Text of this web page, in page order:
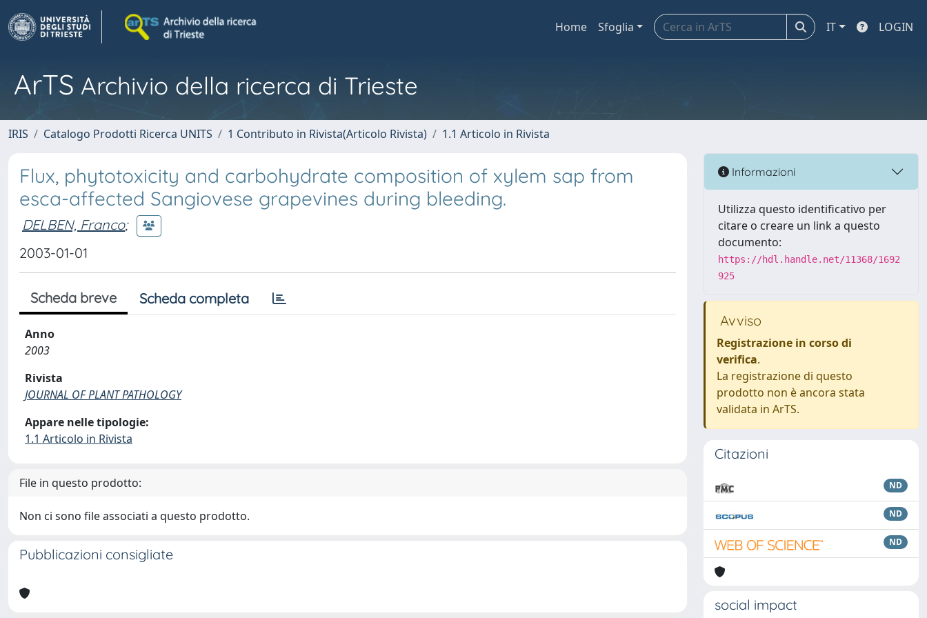
Home Sfoglia IT LOGIN
ArTS Archivio della ricerca di Trieste
IRIS Catalogo Prodotti Ricerca UNITS 1 Contributo in Rivista(Articolo Rivista) 1.1 Articolo in Rivista
Flux, phytotoxicity and carbohydrate composition of xylem sap from
esca-affected Sangiovese grapevines during bleeding.
DELBEN, Franco;
2003-01-01
Scheda breve Scheda completa
Anno
2003
Rivista
JOURNAL OF PLANT PATHOLOGY
Appare nelle tipologie:
1.1 Articolo in Rivista
File in questo prodotto:
Non ci sono file associati a questo prodotto.
Pubblicazioni consigliate
Informazioni
Utilizza questo identificativo per
citare o creare un link a questo
documento:
https://hdl.handle.net/11368/1692
925
Avviso
Registrazione in corso di
verifica.
La registrazione di questo
prodotto non è ancora stata
validata in ArTS.
Citazioni
ND
ND
ND
social impact